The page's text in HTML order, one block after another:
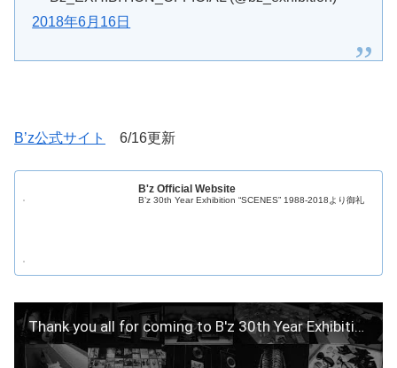
2018年6月16日
B’z公式サイト 6/16更新
B'z Official Website
B’z 30th Year Exhibition “SCENES” 1988-2018より御礼
Thank you all for coming to B'z 30th Year Exhibition